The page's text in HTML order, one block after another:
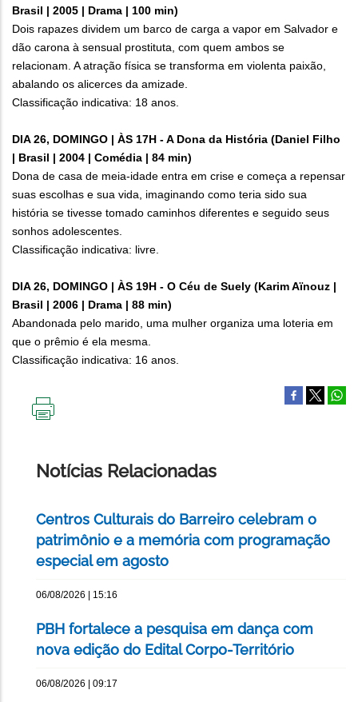
Brasil | 2005 | Drama | 100 min)
Dois rapazes dividem um barco de carga a vapor em Salvador e
dão carona à sensual prostituta, com quem ambos se
relacionam. A atração física se transforma em violenta paixão,
abalando os alicerces da amizade.
Classificação indicativa: 18 anos.
DIA 26, DOMINGO | ÀS 17H - A Dona da História (Daniel Filho
| Brasil | 2004 | Comédia | 84 min)
Dona de casa de meia-idade entra em crise e começa a repensar
suas escolhas e sua vida, imaginando como teria sido sua
história se tivesse tomado caminhos diferentes e seguido seus
sonhos adolescentes.
Classificação indicativa: livre.
DIA 26, DOMINGO | ÀS 19H - O Céu de Suely (Karim Aïnouz |
Brasil | 2006 | Drama | 88 min)
Abandonada pelo marido, uma mulher organiza uma loteria em
que o prêmio é ela mesma.
Classificação indicativa: 16 anos.
Notícias Relacionadas
Centros Culturais do Barreiro celebram o
patrimônio e a memória com programação
especial em agosto
06/08/2026 | 15:16
PBH fortalece a pesquisa em dança com
nova edição do Edital Corpo-Território
06/08/2026 | 09:17